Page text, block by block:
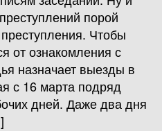
порой
Чтобы
от ознакомления с
назначает выезды в
с 16 марта подряд
дней. Даже два дня